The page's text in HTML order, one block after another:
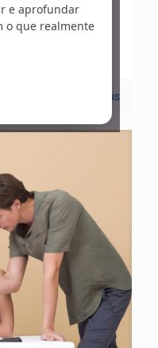
e aprofundar
o que realmente
Leia mais